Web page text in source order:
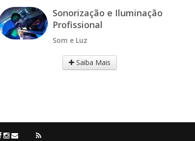
Sonorização e Iluminação
Profissional
Som e Luz
Saiba Mais